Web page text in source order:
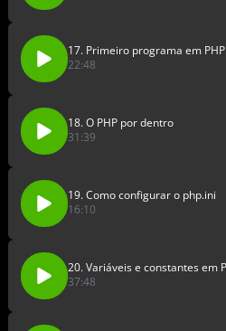
17. Primeiro programa em PHP
22:48
18. O PHP por dentro
31:39
19. Como configurar o php.ini
16:10
20. Variáveis e constantes em
37:48